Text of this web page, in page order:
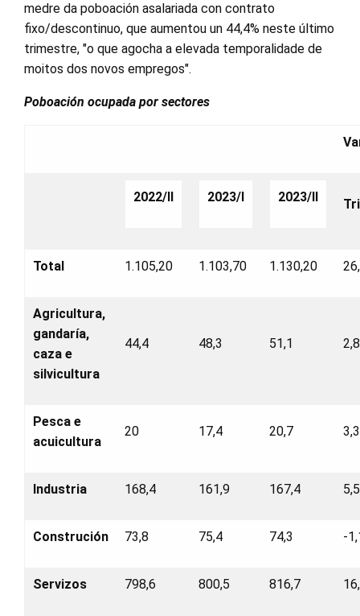
medre da poboación asalariada con contrato
fixo/descontinuo, que aumentou un 44,4% neste último
trimestre, "o que agocha a elevada temporalidade de
moitos dos novos empregos".
Poboación ocupada por sectores
2022/II 2023/I 2023/II
Total 1.105,20 1.103,70 1.130,20
Agricultura,
gandaría,
caza e
silvicultura
44,4 48,3 51,1
Pesca e
acuicultura
20 17,4 20,7
Industria 168,4 161,9 167,4
Construción 73,8 75,4 74,3 -
Servizos 798,6 800,5 816,7